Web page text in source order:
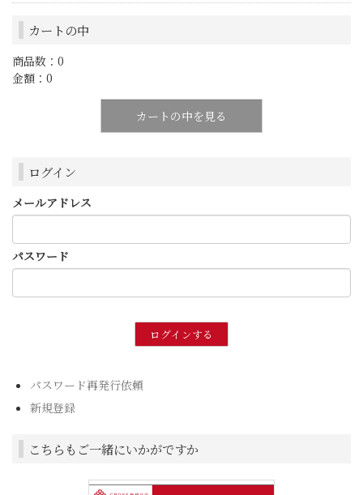
カートの中
商品数：0
金額：0
カートの中を見る
ログイン
メールアドレス
パスワード
パスワード再発行依頼
新規登録
こちらもご一緒にいかがですか